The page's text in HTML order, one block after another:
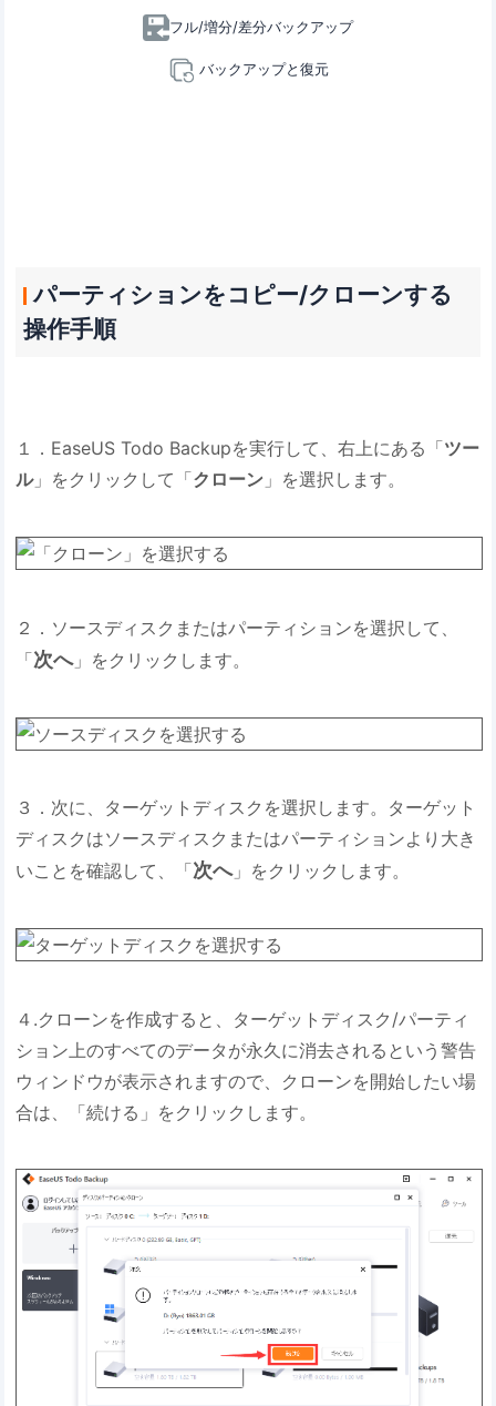
フル/増分/差分バックアップ
バックアップと復元
パーティションをコピー/クローンする
操作手順
１．EaseUS Todo Backupを実行して、右上にある「ツー
ル」をクリックして「クローン 」を選択します。
２．ソースディスクまたはパーティションを選択して、
「次へ」をクリックします。
３．次に、ターゲットディスクを選択します。ターゲット
ディスクはソースディスクまたはパーティションより大き
いことを確認して、「次へ」をクリックします。
４.クローンを作成すると、ターゲットディスク/パーティ
ション上のすべてのデータが永久に消去されるという警告
ウィンドウが表示されますので、クローンを開始したい場
合は、「続ける」をクリックします。